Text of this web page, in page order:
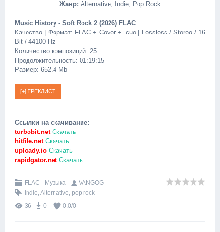
Жанр: Alternative, Indie, Pop Rock
Music History - Soft Rock 2 (2026) FLAC
Качество | Формат: FLAC + Cover + .cue | Lossless / Stereo / 16
Bit / 44100 Hz
Количество композиций: 25
Продолжительность: 01:19:15
Размер: 652.4 Mb
Ссылки на скачивание:
turbobit.netСкачать
hitfile.netСкачать
uploady.io Скачать
rapidgator.netСкачать
FLAC - Музыка
VANGOG
Indie,Alternative, pop rock
36
0 0.0/0